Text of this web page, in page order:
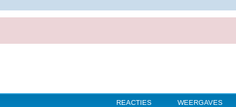
REACTIES WEERGAVES